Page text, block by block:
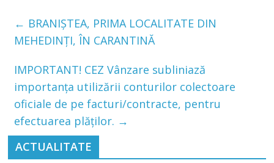
← BRANIȘTEA, PRIMA LOCALITATE DIN
MEHEDINȚI, ÎN CARANTINĂ
IMPORTANT! CEZ Vânzare subliniază
importanța utilizării conturilor colectoare
oficiale de pe facturi/contracte, pentru
efectuarea plăților. →
ACTUALITATE